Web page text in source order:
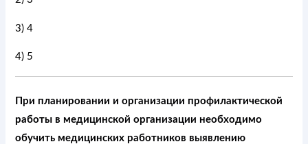
3) 4
4) 5
При планировании и организации профилактической
работы в медицинской организации необходимо
обучить медицинских работников выявлению